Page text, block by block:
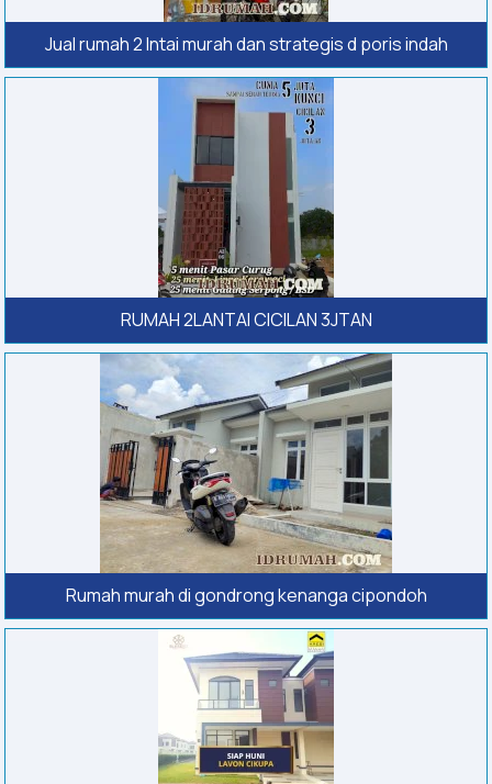
Jual rumah 2 lntai murah dan strategis d poris indah
RUMAH 2LANTAI CICILAN 3JTAN
Rumah murah di gondrong kenanga cipondoh